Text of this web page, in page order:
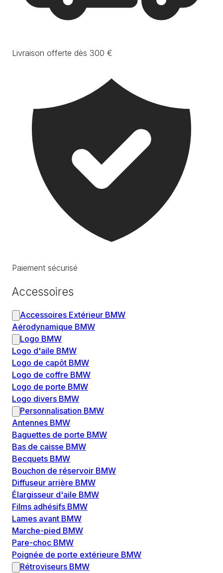
Livraison offerte dès 300 €
Paiement sécurisé
Accessoires
Accessoires Extérieur BMW
Aérodynamique BMW
Logo BMW
Logo d'aile BMW
Logo de capôt BMW
Logo de coffre BMW
Logo de porte BMW
Logo divers BMW
Personnalisation BMW
Antennes BMW
Baguettes de porte BMW
Bas de caisse BMW
Becquets BMW
Bouchon de réservoir BMW
Diffuseur arrière BMW
Élargisseur d'aile BMW
Films adhésifs BMW
Lames avant BMW
Marche-pied BMW
Pare-choc BMW
Poignée de porte extérieure BMW
Rétroviseurs BMW